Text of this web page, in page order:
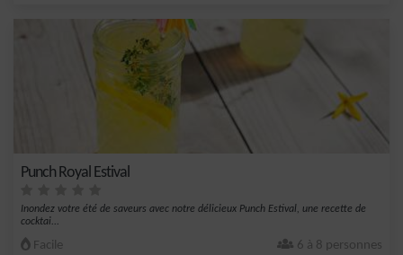
Punch Royal Estival
Inondez votre été de saveurs avec notre délicieux Punch Estival, une recette de
cocktai...
Facile 6 à 8 personnes